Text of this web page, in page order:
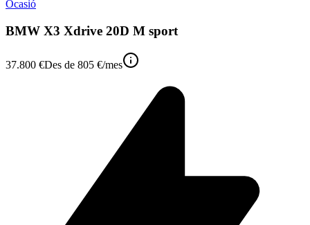
Ocasió
BMW X3 Xdrive 20D M sport
37.800 €Des de 805 €/mes